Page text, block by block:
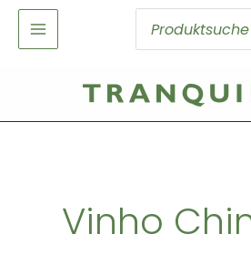
Inhalt
springen
Search
Vinho